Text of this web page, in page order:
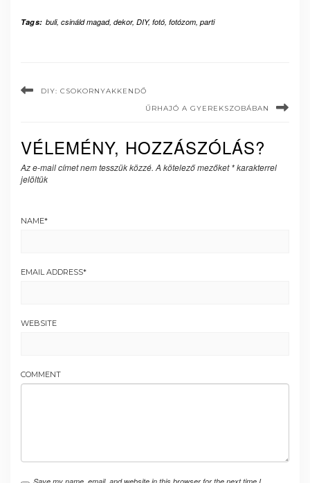
Tags: buli, csináld magad, dekor, DIY, fotó, fotózom, parti
DIY: CSOKORNYAKKENDŐ
ŰRHAJÓ A GYEREKSZOBÁBAN
VÉLEMÉNY, HOZZÁSZÓLÁS?
Az e-mail címet nem tesszük közzé. A kötelező mezőket*karakterrel
jelöltük
NAME*
EMAIL ADDRESS*
WEBSITE
COMMENT